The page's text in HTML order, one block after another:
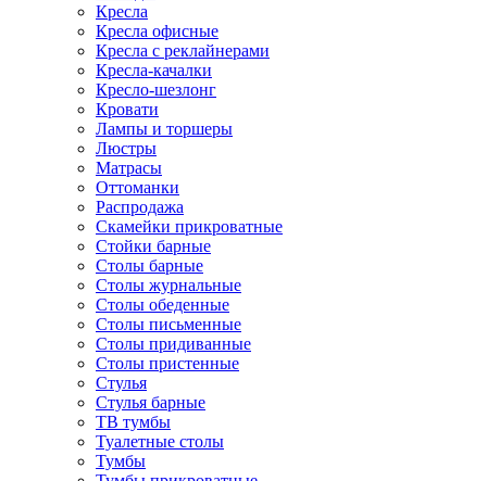
Кресла
Кресла офисные
Кресла с реклайнерами
Кресла-качалки
Кресло-шезлонг
Кровати
Лампы и торшеры
Люстры
Матрасы
Оттоманки
Распродажа
Скамейки прикроватные
Стойки барные
Столы барные
Столы журнальные
Столы обеденные
Столы письменные
Столы придиванные
Столы пристенные
Стулья
Стулья барные
ТВ тумбы
Туалетные столы
Тумбы